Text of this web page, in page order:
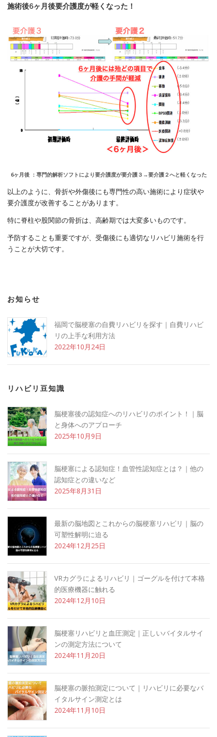
施術後6ヶ月後要介護度が軽くなった！
6ヶ月後 ：専門的解析ソフトにより要介護度が要介護３→要介護２へと軽くなった
以上のように、骨折や外傷後にも専門性の高い施術により症状や
要介護度が改善することがあります。
特に脊柱や股関節の骨折は、高齢期では大変多いものです。
予防することも重要ですが、受傷後にも適切なリハビリ施術を行
うことが大切です。
お知らせ
福岡で脳梗塞の自費リハビリを探す｜自費リハビ
リの上手な利用方法
2022年10月24日
リハビリ豆知識
脳梗塞後の認知症へのリハビリのポイント！｜脳
と身体へのアプローチ
2025年10月9日
脳梗塞による認知症！血管性認知症とは？｜他の
認知症との違いなど
2025年8月31日
最新の脳地図とこれからの脳梗塞リハビリ｜脳の
可塑性解明に迫る
2024年12月25日
VRカグラによるリハビリ｜ゴーグルを付けて本格
的医療機器に触れる
2024年12月10日
脳梗塞リハビリと血圧測定｜正しいバイタルサイ
ンの測定方法について
2024年11月20日
脳梗塞の脈拍測定について｜リハビリに必要なバ
イタルサイン測定とは
2024年11月10日